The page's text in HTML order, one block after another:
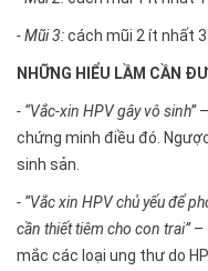
- Mũi 3:cách mũi 2 ít nhất 3
NHỮNG HIỂU LẦM CẦN
- “Vắc-xin HPV gây vô sinh”–
chứng minh điều đó.
sinh sản.
- “Vắc xin HPV chủ yếu để
cần thiết tiêm cho con trai”–
mắc các loại ung thư do